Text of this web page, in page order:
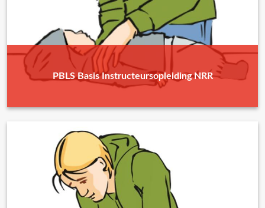
PBLS Basis Instructeursopleiding NRR